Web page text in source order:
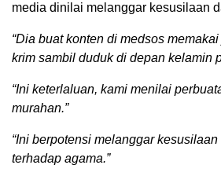
media dinilai melanggar kesusilaan
“Dia buat konten di medsos
krim sambil duduk di depan kelamin
“Ini keterlaluan, kami menilai
murahan.”
“Ini berpotensi melanggar
terhadap agama.”